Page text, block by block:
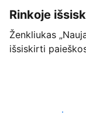
Rinkoje
Ženkliukas
išsiskirti
Pradėti jau